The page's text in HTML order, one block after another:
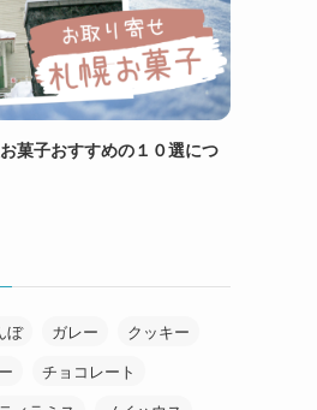
菓子おすすめの１０選につ
ぼ ガレー
クッキー
チョコレート